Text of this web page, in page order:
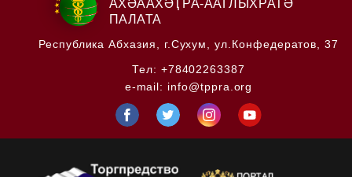
АХӘААХӘҬРА-ААГЛЫХРАТӘ
ПАЛАТА
Республика Абхазия, г.Сухум, ул.Конфедератов, 37
Тел: +78402263387
e-mail: info@tppra.org